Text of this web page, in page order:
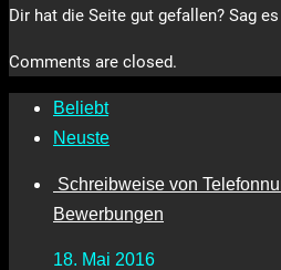
Dir hat die Seite gut gefallen? Sag
Comments are closed.
Beliebt
Neuste
Schreibweise von
Bewerbungen
18. Mai 2016